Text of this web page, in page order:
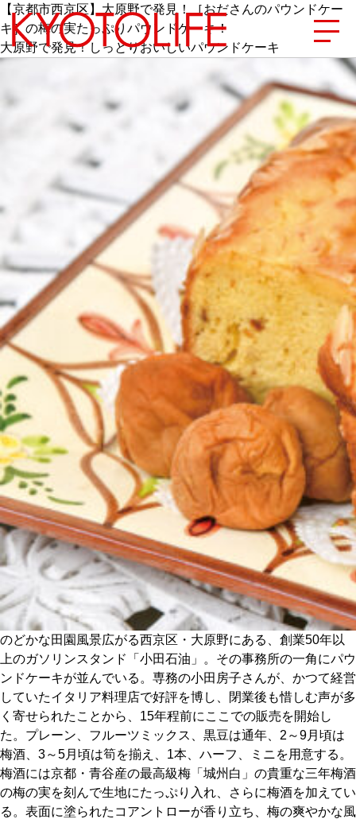
エリアから探す
地図から探す
カテゴリーから探す
SPECIAL
NEW OPEN
SERIES
CULTURE
ABOUT US
Instagram
チケットプレゼント応募
MAIN MENU
SERIES
カレーが好き
京都おやつクラブ
私と店のはなし
【京都市西京区】大原野で発見！［おださんのパウンドケー
キ］の梅の実たっぷりパウンドケーキ！
大原野で発見！しっとりおいしいパウンドケーキ
のどかな田園風景広がる西京区・大原野にある、創業50年以
上のガソリンスタンド「小田石油」。その事務所の一角にパウ
ンドケーキが並んでいる。専務の小田房子さんが、かつて経営
していたイタリア料理店で好評を博し、閉業後も惜しむ声が多
く寄せられたことから、15年程前にここでの販売を開始し
た。プレーン、フルーツミックス、黒豆は通年、2～9月頃は
梅酒、3～5月頃は筍を揃え、1本、ハーフ、ミニを用意する。
梅酒には京都・青谷産の最高級梅「城州白」の貴重な三年梅酒
の梅の実を刻んで生地にたっぷり入れ、さらに梅酒を加えてい
る。表面に塗られたコアントローが香り立ち、梅の爽やかな風